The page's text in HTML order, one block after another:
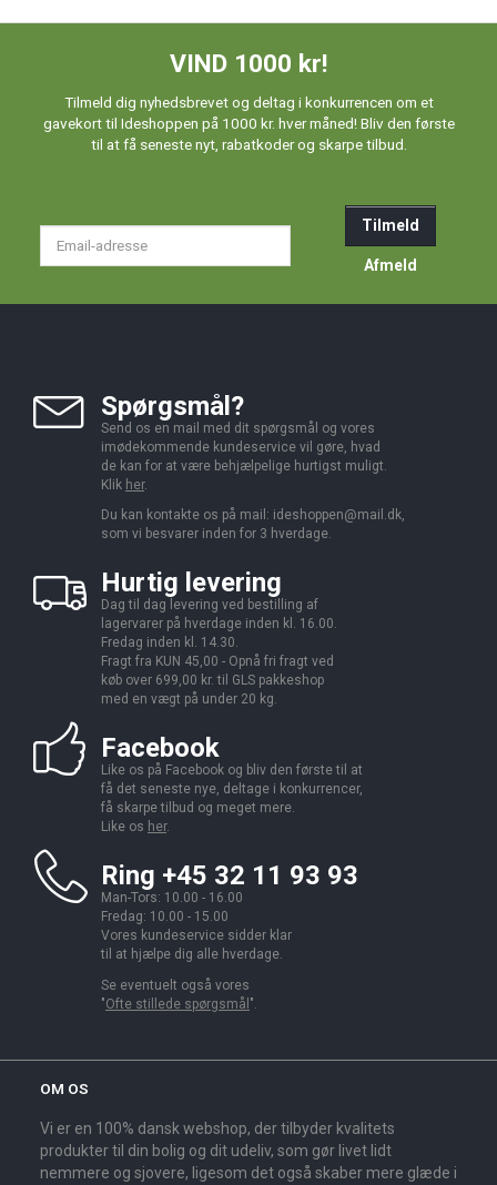
VIND 1000 kr!
Tilmeld dig nyhedsbrevet og deltag i konkurrencen om et
gavekort til Ideshoppen på 1000 kr. hver måned! Bliv den første
til at få seneste nyt, rabatkoder og skarpe tilbud.
Tilmeld
Afmeld
Spørgsmål?
Send os en mail med dit spørgsmål og vores
imødekommende kundeservice vil gøre, hvad
de kan for at være behjælpelige hurtigst muligt.
Klik her.
Du kan kontakte os på mail: ideshoppen@mail.dk,
som vi besvarer inden for 3 hverdage.
Hurtig levering
Dag til dag levering ved bestilling af
lagervarer på hverdage inden kl. 16.00.
Fredag inden kl. 14.30.
Fragt fra KUN 45,00 - Opnå fri fragt ved
køb over 699,00 kr. til GLS pakkeshop
med en vægt på under 20 kg.
Facebook
Like os på Facebook og bliv den første til at
få det seneste nye, deltage i konkurrencer,
få skarpe tilbud og meget mere.
Like os her.
Ring +45 32 11 93 93
Man-Tors: 10.00 - 16.00
Fredag: 10.00 - 15.00
Vores kundeservice sidder klar
til at hjælpe dig alle hverdage.
Se eventuelt også vores
"Ofte stillede spørgsmål ".
OM OS
Vi er en 100% dansk webshop, der tilbyder kvalitets
produkter til din bolig og dit udeliv, som gør livet lidt
nemmere og sjovere, ligesom det også skaber mere glæde i